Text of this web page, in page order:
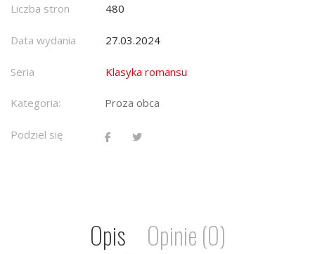
Liczba stron 480
Data wydania 27.03.2024
Seria Klasyka romansu
Kategoria: Proza obca
Podziel się
Opis Opinie (0)